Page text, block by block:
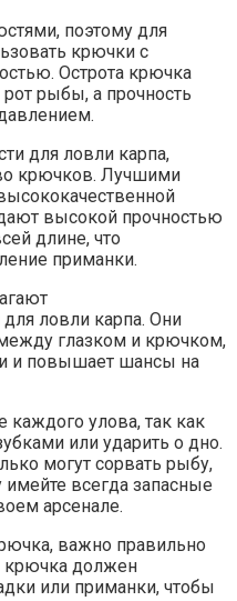
поэтому для
крючки с
Острота крючка
рыбы, а прочность
для ловли карпа,
крючков. Лучшими
высокой прочностью
длине, что
приманки.
ловли карпа. Они
глазком и крючком,
и повышает шансы на
улова, так как
или ударить о дно.
могут сорвать рыбу,
всегда запасные
арсенале.
важно правильно
крючка должен
или приманки, чтобы